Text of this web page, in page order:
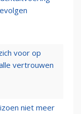
voor op
vertrouwen
niet meer